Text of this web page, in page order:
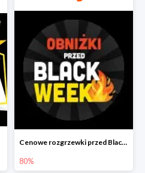
Cenowe rozgrzewki przed Black Friday na Allegro do -80%
80%